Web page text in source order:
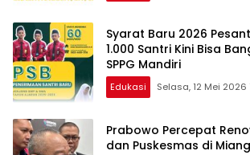
Syarat Baru 2026
1.000 Santri Kini Bisa
SPPG Mandiri
Edukasi
Prabowo Percepat
dan Puskesmas di